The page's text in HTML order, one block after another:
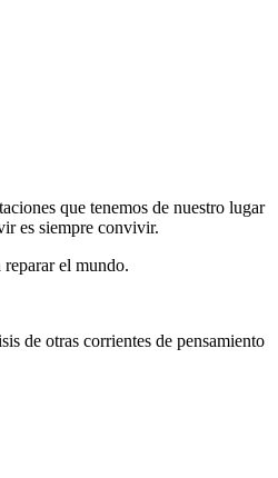
que tenemos de nuestro lugar
es siempre convivir.
el mundo.
de otras corrientes de pensamiento